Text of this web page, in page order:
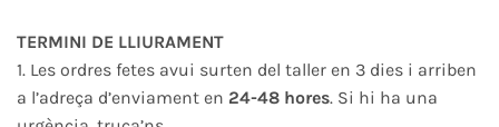
TERMINI DE LLIURAMENT
1. Les ordres fetes avui surten del taller en 3 dies i arriben
a l’adreça d’enviament en 24-48 hores. Si hi ha una